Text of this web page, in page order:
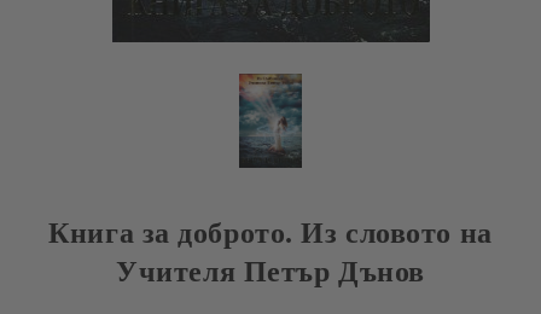
Книга за доброто. Из словото на
Учителя Петър Дънов